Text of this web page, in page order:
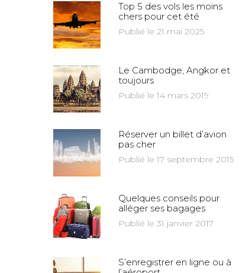
Top 5 des vols les moins
chers pour cet été
Publié le 21 mai 2025
Le Cambodge, Angkor et
toujours
Publié le 14 mars 2019
Réserver un billet d’avion
pas cher
Publié le 17 septembre 2015
Quelques conseils pour
alléger ses bagages
Publié le 31 janvier 2017
S’enregistrer en ligne ou à